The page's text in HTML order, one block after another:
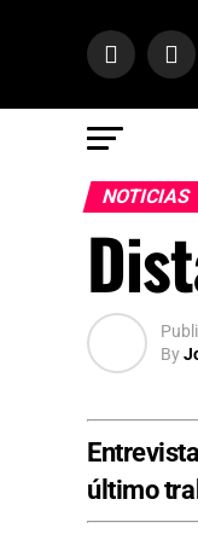
NOTICIAS
By
último